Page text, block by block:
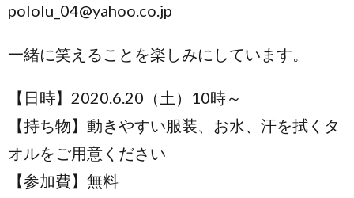
pololu_04@yahoo.co.jp
一緒に笑えることを楽しみにしています。
【日時】2020.6.20（土）10時～
【持ち物】動きやすい服装、お水、汗を拭くタ
オルをご用意ください
【参加費】無料